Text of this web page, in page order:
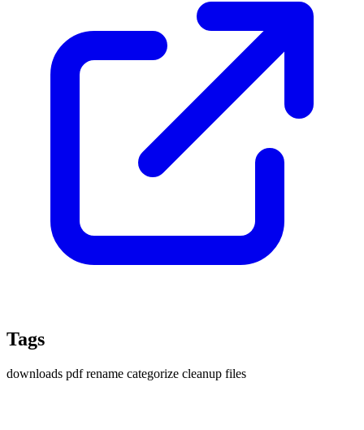
Tags
downloads pdfrename categorize cleanup files